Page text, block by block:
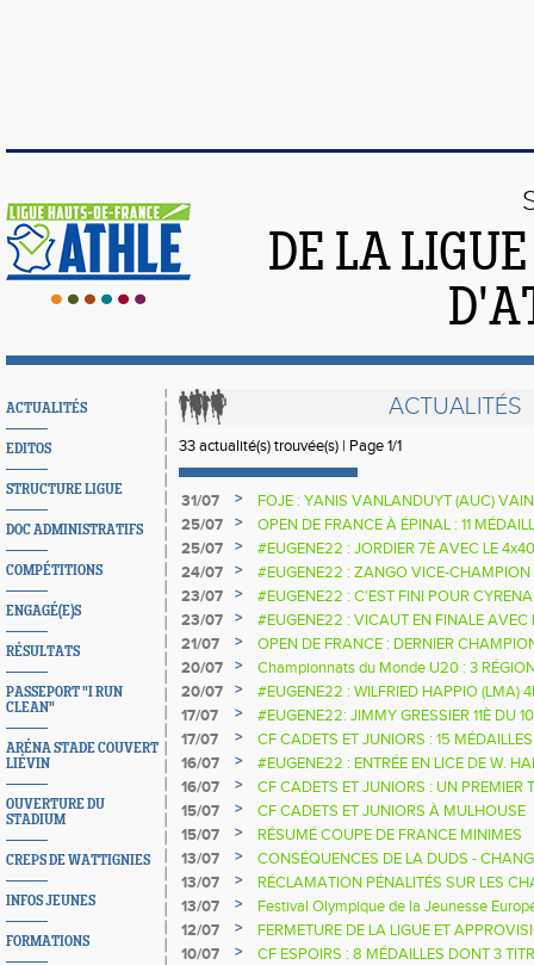
DE LA
ACTUALITÉS
EDITOS
STRUCTURE LIGUE
DOC ADMINISTRATIFS
COMPÉTITIONS
ENGAGÉ(E)S
RÉSULTATS
PASSEPORT "I RUN
CLEAN"
ARÉNA STADE COUVERT
LIÉVIN
OUVERTURE DU
STADIUM
CREPS DE WATTIGNIES
INFOS JEUNES
FORMATIONS
ACTUALITÉS
33 actualité(s) trouvée(s) | Page 1/1
31/07 >
FOJE : YANIS VANLANDUYT (AUC)
25/07
>
OPEN DE FRANCE À ÉPINAL : 11
25/07
>
#EUGENE22 : JORDIER 7È AVEC LE
24/07
>
#EUGENE22 : ZANGO VICE-
23/07
>
#EUGENE22 : C'EST FINI POUR
23/07
>
#EUGENE22 : VICAUT EN FINALE AVEC
21/07
>
OPEN DE FRANCE : DERNIER
20/07
>
Championnats du Monde U20 : 3
20/07
>
#EUGENE22 : WILFRIED HAPPIO (LMA)
17/07
>
#EUGENE22: JIMMY GRESSIER 11È DU
17/07
>
CF CADETS ET JUNIORS : 15
FINALISTES
16/07 >
#EUGENE22 : ENTRÉE EN LICE DE W.
16/07
>
CF CADETS ET JUNIORS : UN PREMIER
15/07
>
CF CADETS ET JUNIORS À MULHOUSE
15/07
>
RÉSUMÉ COUPE DE FRANCE MINIMES
13/07
>
CONSÉQUENCES DE LA DUDS -
D'ÂGE AU 1ER SEPT 2022
13/07 >
RÉCLAMATION PÉNALITÉS SUR LES
13/07
>
Festival Olympique de la Jeunesse
12/07
>
FERMETURE DE LA LIGUE ET
COMPTES SIFFA
10/07 >
CF ESPOIRS : 8 MÉDAILLES DONT 3